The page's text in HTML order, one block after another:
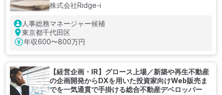
株式会社Ridge-i
人事総務マネージャー候補
東京都千代田区
年収600〜800万円
【経営企画・IR】グロース上場／新築や再生不動産
の企画開発からDXを用いた投資家向けWeb販売ま
でを一気通貫で手掛ける総合不動産デベロッパー